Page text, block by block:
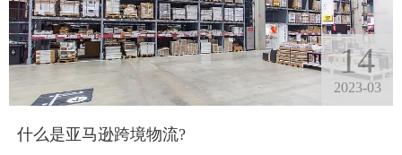
14
2023-03
什么是亚马逊跨境物流?